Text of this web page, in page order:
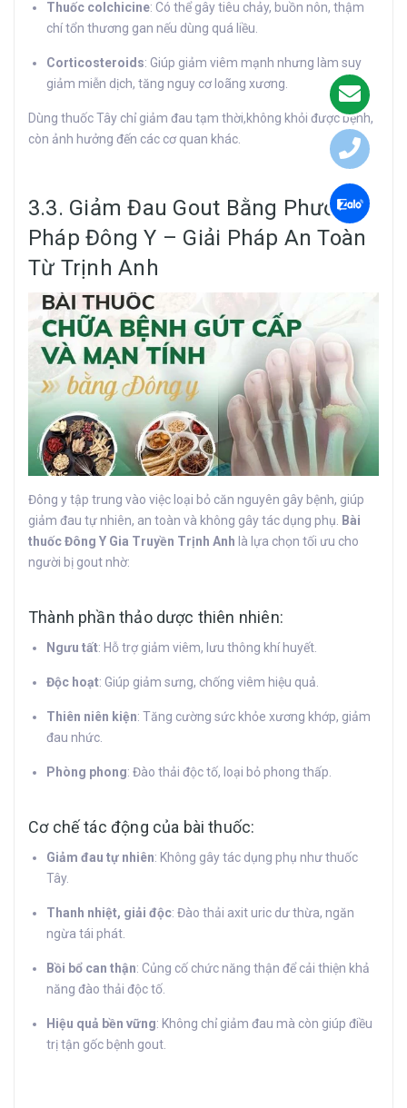
Thuốc colchicine: Có thể gây tiêu chảy, buồn nôn, thậm
chí tổn thương gan nếu dùng quá liều.
Corticosteroids: Giúp giảm viêm mạnh nhưng làm suy
giảm miễn dịch, tăng nguy cơ loãng xương.
Dùng thuốc Tây chỉ giảm đau tạm thời,không khỏi được bệnh,
còn ảnh hưởng đến các cơ quan khác.
3.3. Giảm Đau Gout Bằng Phương
Pháp Đông Y – Giải Pháp An Toàn
Từ Trịnh Anh
Đông y tập trung vào việc loại bỏ căn nguyên gây bệnh, giúp
giảm đau tự nhiên, an toàn và không gây tác dụng phụ. Bài
thuốc Đông Y Gia Truyền Trịnh Anh là lựa chọn tối ưu cho
người bị gout nhờ:
Thành phần thảo dược thiên nhiên:
Ngưu tất: Hỗ trợ giảm viêm, lưu thông khí huyết.
Độc hoạt: Giúp giảm sưng, chống viêm hiệu quả.
Thiên niên kiện: Tăng cường sức khỏe xương khớp, giảm
đau nhức.
Phòng phong: Đào thải độc tố, loại bỏ phong thấp.
Cơ chế tác động của bài thuốc:
Giảm đau tự nhiên: Không gây tác dụng phụ như thuốc
Tây.
Thanh nhiệt, giải độc: Đào thải axit uric dư thừa, ngăn
ngừa tái phát.
Bồi bổ can thận: Củng cố chức năng thận để cải thiện khả
năng đào thải độc tố.
Hiệu quả bền vững: Không chỉ giảm đau mà còn giúp điều
trị tận gốc bệnh gout.